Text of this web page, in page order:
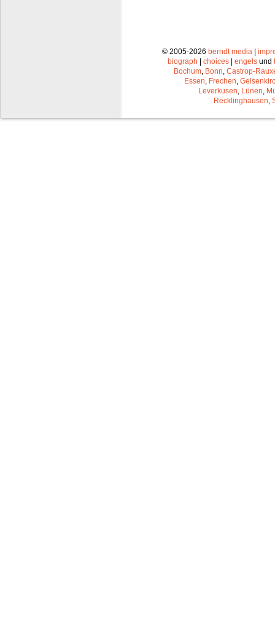
© 2005-2026 berndt media |
biograph | choices | engels und
Bochum Bonn Castrop-
Essen Frechen
Leverkusen Lünen
Recklinghausen